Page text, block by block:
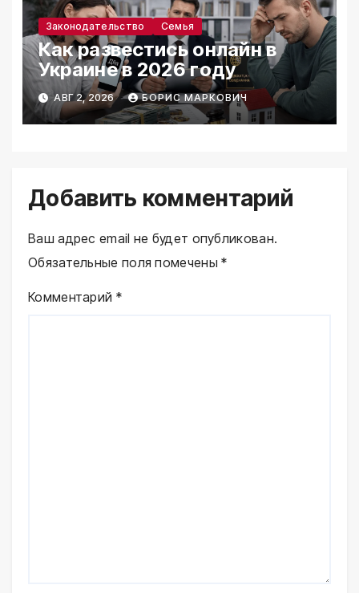
Законодательство Семья
Как развестись онлайн в
Украине в 2026 году
АВГ 2, 2026 БОРИС МАРКОВИЧ
Добавить комментарий
Ваш адрес email не будет опубликован.
Обязательные поля помечены*
Комментарий *